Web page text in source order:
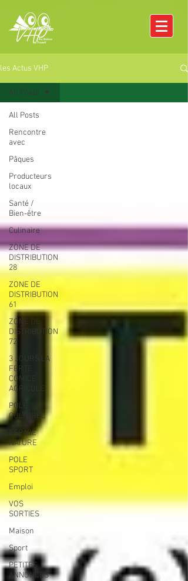
les Actus VHP
All Posts
Rencontre
avec
Pâques
Producteurs
locaux
Santé /
Bien-être
Culinaire
ZONE DE
DISTRIBUTION
28
ZONE DE
DISTRIBUTION
61
ZONE DE
DISTRIBUTION
72
3 JOURS LA
FERTE
COMICE
AGRICOLE
POLE
CULTUREL
ESPACE
NATURE
POLE
SPORT
Emploi
VOS
SORTIES
Maison
Sport
PETITES
ANNONCES
All Posts